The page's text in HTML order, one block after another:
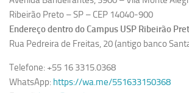
Ribeirão Preto – SP – CEP 14040-900
Endereço dentro do Campus USP Ribeirão
Rua Pedreira de Freitas, 20 (antigo banco
Telefone: +55 16 3315.0368
WhatsApp: https://wa.me/551633150368